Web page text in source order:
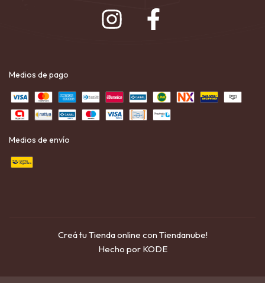
Medios de pago
Medios de envío
Creá tu Tienda online con Tiendanube!
Hecho por KODE